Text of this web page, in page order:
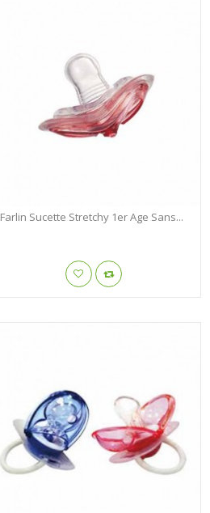
Farlin Sucette Stretchy 1er Age Sans...